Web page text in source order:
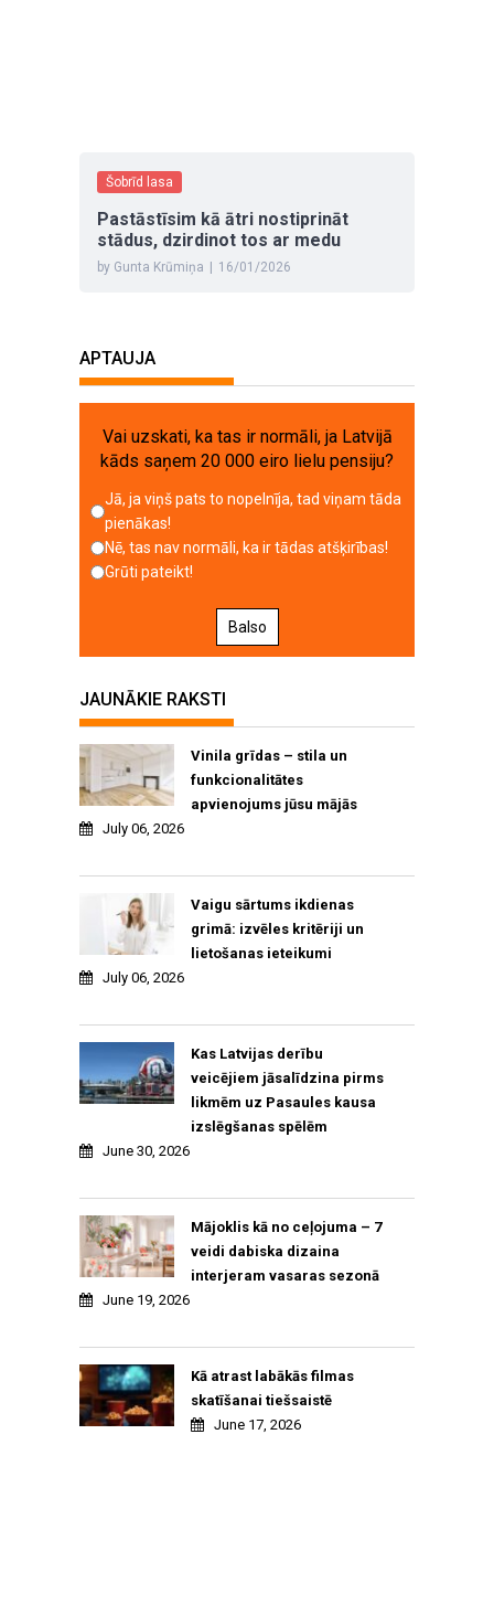
Šobrīd lasa
Pastāstīsim kā ātri nostiprināt
stādus, dzirdinot tos ar medu
by Gunta Krūmiņa 16/01/2026
APTAUJA
Vai uzskati, ka tas ir normāli, ja Latvijā
kāds saņem 20 000 eiro lielu pensiju?
Jā, ja viņš pats to nopelnīja, tad viņam tāda
pienākas!
Nē, tas nav normāli, ka ir tādas atšķirības!
Grūti pateikt!
Balso
JAUNĀKIE RAKSTI
Vinila grīdas – stila un
funkcionalitātes
apvienojums jūsu mājās
July 06, 2026
Vaigu sārtums ikdienas
grimā: izvēles kritēriji un
lietošanas ieteikumi
July 06, 2026
Kas Latvijas derību
veicējiem jāsalīdzina pirms
likmēm uz Pasaules kausa
izslēgšanas spēlēm
June 30, 2026
Mājoklis kā no ceļojuma – 7
veidi dabiska dizaina
interjeram vasaras sezonā
June 19, 2026
Kā atrast labākās filmas
skatīšanai tiešsaistē
June 17, 2026